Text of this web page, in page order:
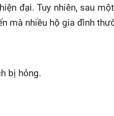
đại. Tuy nhiên, sau
mà nhiều hộ gia đình
bị hỏng.